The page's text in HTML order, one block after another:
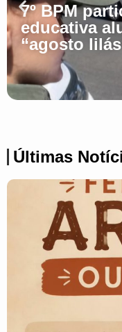
7º BPM
educativa
“agosto
Últimas